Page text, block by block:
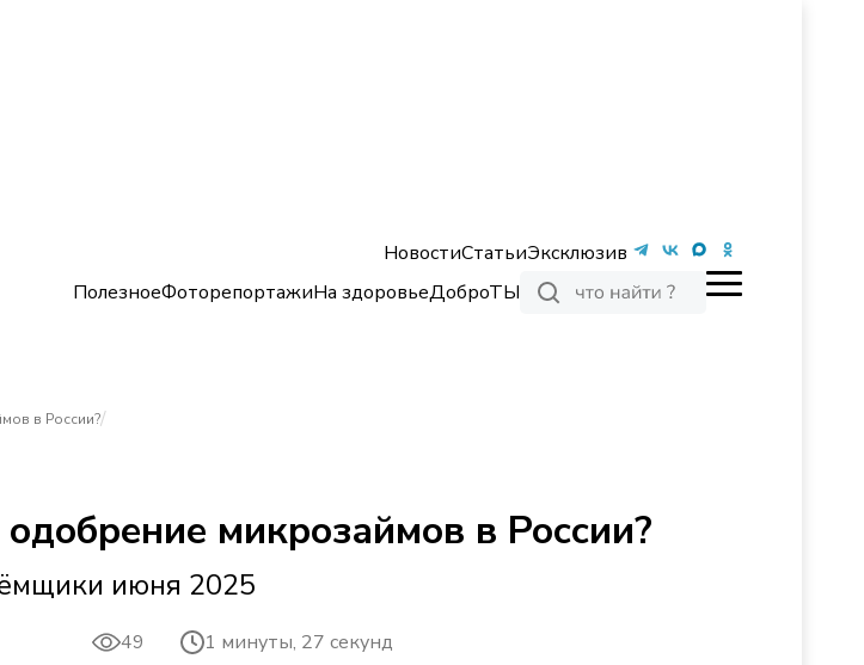
НовостиСтатьиЭксклюзив
ПолезноеФоторепортажиНа здоровьеДоброТЫ
в России?/
микрозаймов в России?
июня 2025
49 1 минуты, 27 секунд